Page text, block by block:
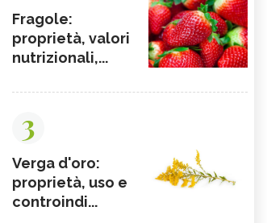
Fragole:
proprietà, valori
nutrizionali,...
3
Verga d'oro:
proprietà, uso e
controindi...